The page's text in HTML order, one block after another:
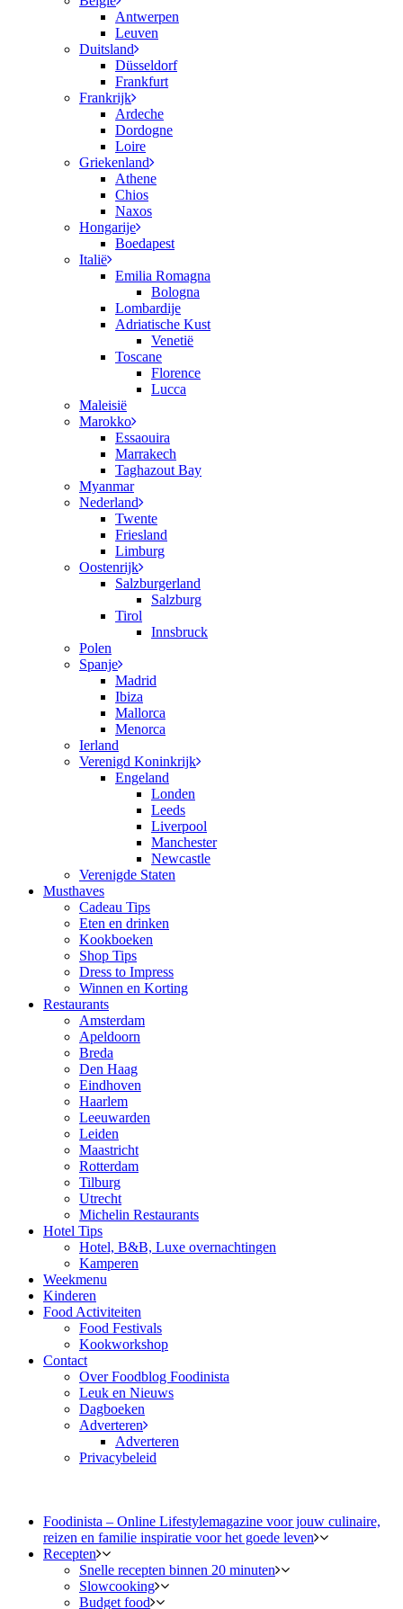
Antwerpen
Leuven
Duitsland
Düsseldorf
Frankfurt
Frankrijk
Ardeche
Dordogne
Loire
Griekenland
Athene
Chios
Naxos
Hongarije
Boedapest
Italië
Emilia Romagna
Bologna
Lombardije
Adriatische Kust
Venetië
Toscane
Florence
Lucca
Maleisië
Marokko
Essaouira
Marrakech
Taghazout Bay
Myanmar
Nederland
Twente
Friesland
Limburg
Oostenrijk
Salzburgerland
Salzburg
Tirol
Innsbruck
Polen
Spanje
Madrid
Ibiza
Mallorca
Menorca
Ierland
Verenigd Koninkrijk
Engeland
Londen
Leeds
Liverpool
Manchester
Newcastle
Verenigde Staten
Musthaves
Cadeau Tips
Eten en drinken
Kookboeken
Shop Tips
Dress to Impress
Winnen en Korting
Restaurants
Amsterdam
Apeldoorn
Breda
Den Haag
Eindhoven
Haarlem
Leeuwarden
Leiden
Maastricht
Rotterdam
Tilburg
Utrecht
Michelin Restaurants
Hotel Tips
Hotel, B&B, Luxe overnachtingen
Kamperen
Weekmenu
Kinderen
Food Activiteiten
Food Festivals
Kookworkshop
Contact
Over Foodblog Foodinista
Leuk en Nieuws
Dagboeken
Adverteren
Adverteren
Privacybeleid
Foodinista – Online Lifestylemagazine voor jouw culinaire,
reizen en familie inspiratie voor het goede leven
Recepten
Snelle recepten binnen 20 minuten
Slowcooking
Budget food